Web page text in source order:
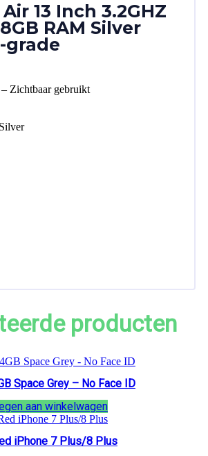
13 Inch 3.2GHZ
8GB RAM Silver
grade
Zichtbaar gebruikt
producten
Space Grey – No Face ID
aan winkelwagen
iPhone 7 Plus/8 Plus